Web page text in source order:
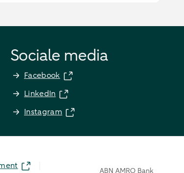
Sociale media
Facebook
LinkedIn
Instagram
ABN AMRO Bank